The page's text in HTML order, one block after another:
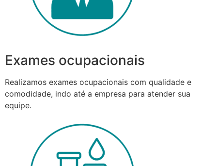
Exames ocupacionais
Realizamos exames ocupacionais com qualidade e
comodidade, indo até a empresa para atender sua
equipe.